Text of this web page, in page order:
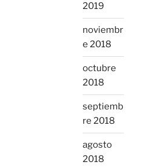
2019
noviembr
e 2018
octubre
2018
septiemb
re 2018
agosto
2018